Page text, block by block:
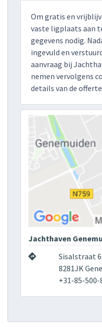
Om gratis en
vaste ligplaats aan
gegevens nodig.
ingevuld en
aanvraag bij
nemen vervolgens
details van de
Jachthaven
Sisalstraat
8281JK
+31-85-500-